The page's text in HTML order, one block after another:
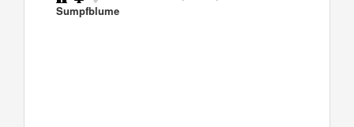
Sumpfblume